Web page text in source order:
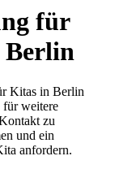
für
Berlin
Kitas in Berlin
für weitere
zu
und ein
anfordern.